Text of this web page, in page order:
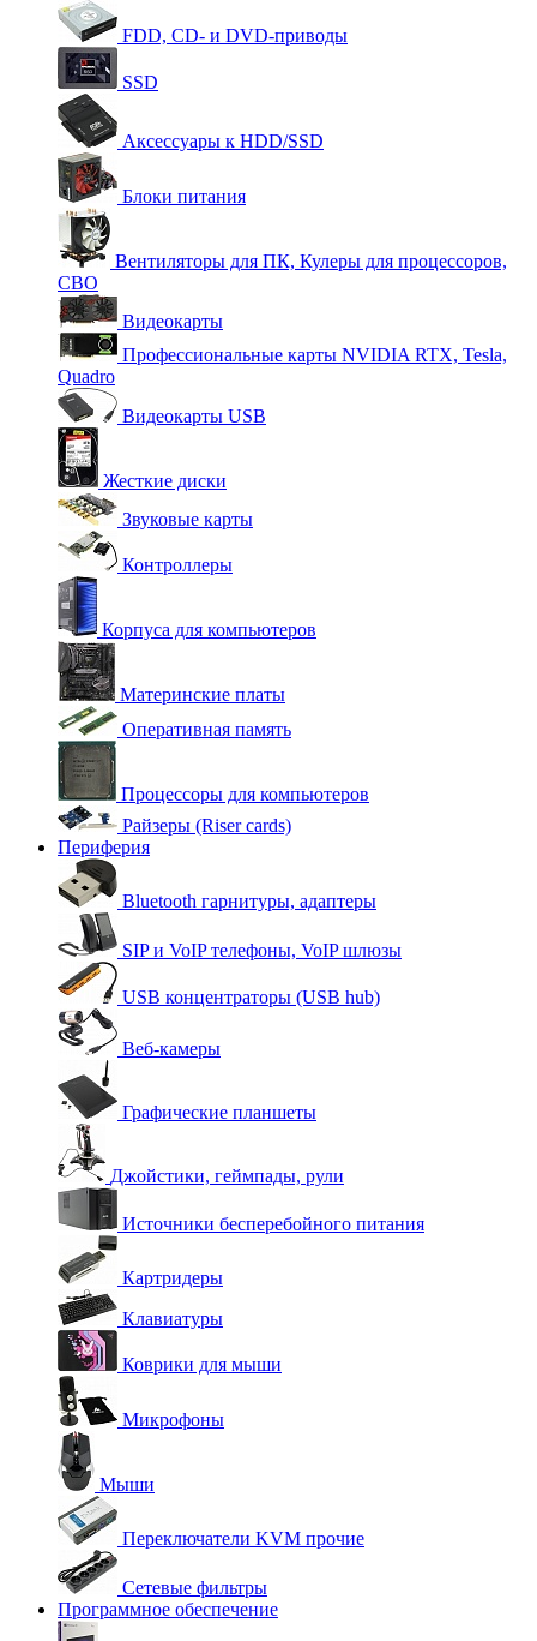
FDD, CD- и DVD-приводы
SSD
Аксессуары к HDD/SSD
Блоки питания
Вентиляторы для ПК, Кулеры для процессоров,
СВО
Видеокарты
Профессиональные карты NVIDIA RTX, Tesla,
Quadro
Видеокарты USB
Жесткие диски
Звуковые карты
Контроллеры
Корпуса для компьютеров
Материнские платы
Оперативная память
Процессоры для компьютеров
Райзеры (Riser cards)
Периферия
Bluetooth гарнитуры, адаптеры
SIP и VoIP телефоны, VoIP шлюзы
USB концентраторы (USB hub)
Веб-камеры
Графические планшеты
Джойстики, геймпады, рули
Источники бесперебойного питания
Картридеры
Клавиатуры
Коврики для мыши
Микрофоны
Мыши
Переключатели KVM прочие
Сетевые фильтры
Программное обеспечение